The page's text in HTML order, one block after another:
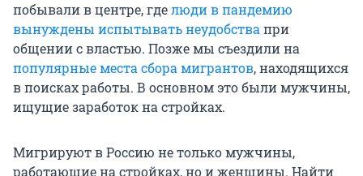
побывали в центре, гделюди в пандемию
вынуждены испытывать неудобствапри
общении с властью. Позже мы съездили на
популярные места сбора мигрантов, находящихся
в поисках работы. В основном это были мужчины,
ищущие заработок на стройках.
Мигрируют в Россию не только мужчины,
работающие на стройках, но и женщины. Найти